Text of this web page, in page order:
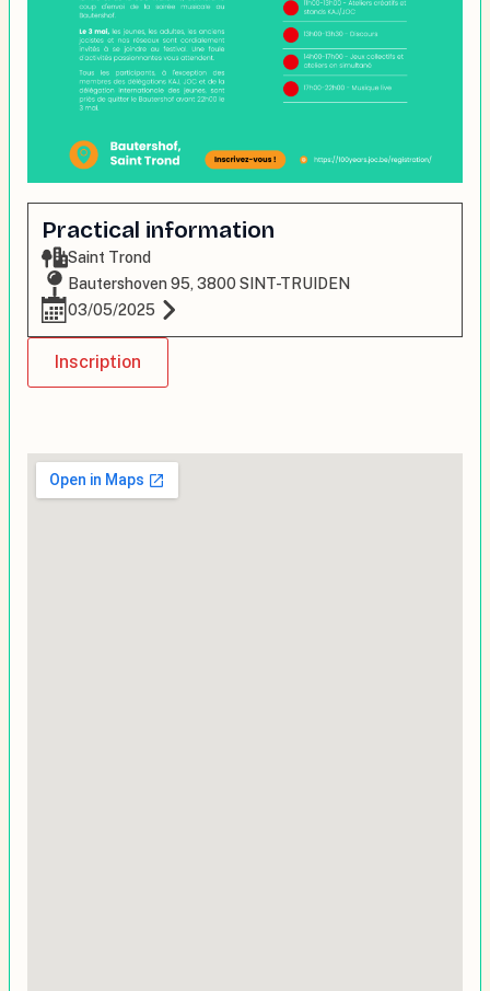
Practical information
Saint Trond
Bautershoven 95, 3800 SINT-TRUIDEN
03/05/2025
Inscription